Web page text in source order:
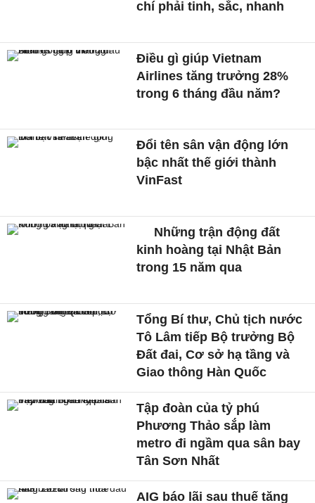
chí phải tinh, sắc, nhanh
Điều gì giúp Vietnam
Airlines tăng trưởng 28%
trong 6 tháng đầu năm?
Đổi tên sân vận động lớn
bậc nhất thế giới thành
VinFast
Những trận động đất
kinh hoàng tại Nhật Bản
trong 15 năm qua
Tổng Bí thư, Chủ tịch nước
Tô Lâm tiếp Bộ trưởng Bộ
Đất đai, Cơ sở hạ tầng và
Giao thông Hàn Quốc
Tập đoàn của tỷ phú
Phương Thảo sắp làm
metro đi ngầm qua sân bay
Tân Sơn Nhất
AIG báo lãi sau thuế tăng